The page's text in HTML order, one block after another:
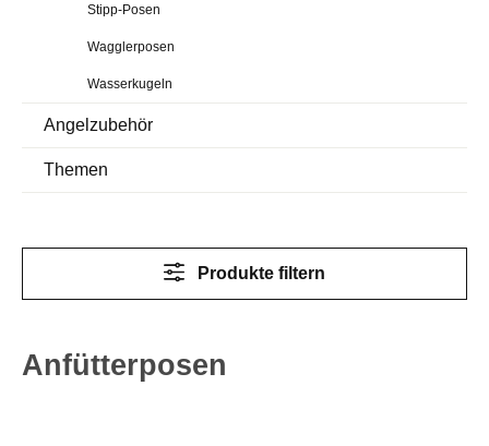
Stipp-Posen
Wagglerposen
Wasserkugeln
Angelzubehör
Themen
Produkte filtern
Anfütterposen